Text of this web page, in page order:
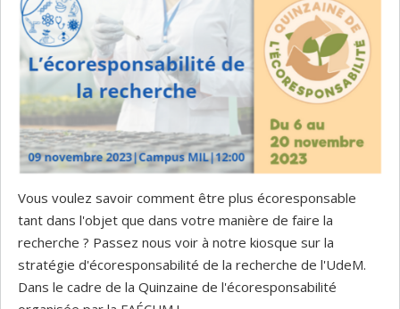
Vous voulez savoir comment être plus écoresponsable
tant dans l'objet que dans votre manière de faire la
recherche ? Passez nous voir à notre kiosque sur la
stratégie d'écoresponsabilité de la recherche de l'UdeM.
Dans le cadre de la Quinzaine de l'écoresponsabilité